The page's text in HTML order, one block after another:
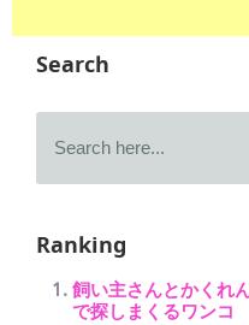
Search
Ranking
飼い主さんとかくれ
で探しまくるワンコ